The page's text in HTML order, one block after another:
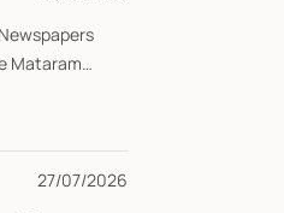
Mataram
27/07/2026